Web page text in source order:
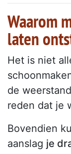
Waarom
laten
Het is niet
de
reden dat je
Bovendien
aanslag je